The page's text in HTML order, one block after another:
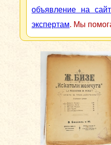
объявление на
экспертам. Мы